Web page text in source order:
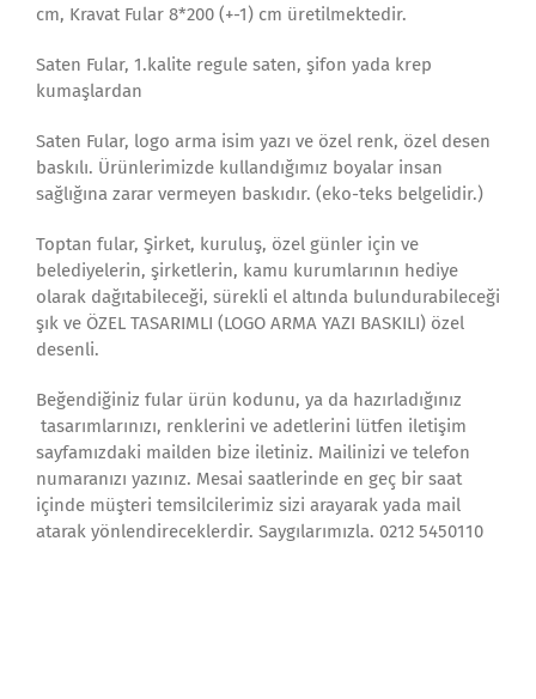
cm, Kravat Fular 8*200 (+-1) cm üretilmektedir.
Saten Fular, 1.kalite regule saten, şifon yada krep
kumaşlardan
Saten Fular, logo arma isim yazı ve özel renk, özel desen
baskılı. Ürünlerimizde kullandığımız boyalar insan
sağlığına zarar vermeyen baskıdır. (eko-teks belgelidir.)
Toptan fular, Şirket, kuruluş, özel günler için ve
belediyelerin, şirketlerin, kamu kurumlarının hediye
olarak dağıtabileceği, sürekli el altında bulundurabileceği
şık ve ÖZEL TASARIMLI (LOGO ARMA YAZI BASKILI) özel
desenli.
Beğendiğiniz fular ürün kodunu, ya da hazırladığınız
tasarımlarınızı, renklerini ve adetlerini lütfen iletişim
sayfamızdaki mailden bize iletiniz. Mailinizi ve telefon
numaranızı yazınız. Mesai saatlerinde en geç bir saat
içinde müşteri temsilcilerimiz sizi arayarak yada mail
atarak yönlendireceklerdir. Saygılarımızla. 0212 5450110